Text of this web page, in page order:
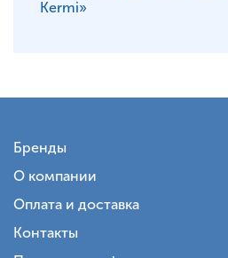
Kermi»
Бренды
О компании
Оплата и доставка
Контакты